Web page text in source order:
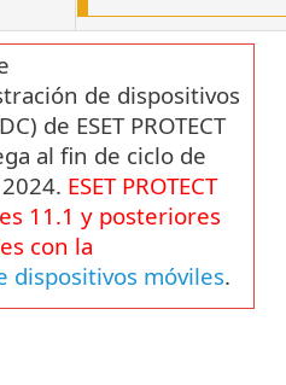
de dispositivos
de ESET PROTECT
al fin de ciclo de
ESET PROTECT
11.1 y posteriores
con la
dispositivos móviles.